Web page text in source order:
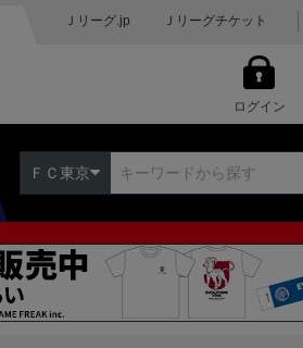
Ｊリーグ.jp Ｊリーグチケット
ログイン
ＦＣ東京